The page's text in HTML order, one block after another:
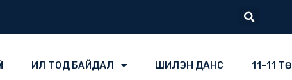
ИЛ ТОД БАЙДАЛ ШИЛЭН ДАНС 11-11